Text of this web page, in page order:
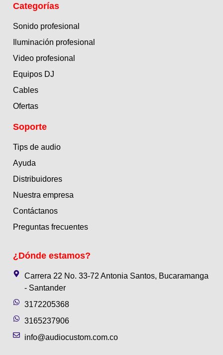
Categorías
Sonido profesional
Iluminación profesional
Video profesional
Equipos DJ
Cables
Ofertas
Soporte
Tips de audio
Ayuda
Distribuidores
Nuestra empresa
Contáctanos
Preguntas frecuentes
¿Dónde estamos?
Carrera 22 No. 33-72 Antonia Santos, Bucaramanga
- Santander
3172205368
3165237906
info@audiocustom.com.co